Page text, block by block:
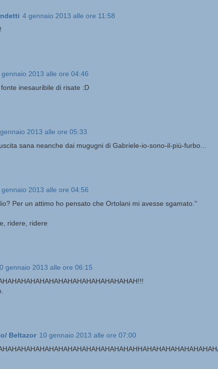
4 gennaio 2013 alle ore 11:58
gennaio 2013 alle ore 04:46
inesauribile di risate :D
2013 alle ore 05:33
sana neanche dai mugugni di Gabriele-io-sono-il-più-furbo...
gennaio 2013 alle ore 04:56
Per un attimo ho pensato che Ortolani mi avesse sgamato.''
ridere, ridere
gennaio 2013 alle ore 06:15
Beltazor 10 gennaio 2013 alle ore 07:00